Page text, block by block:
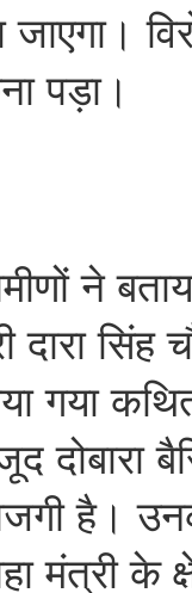
जाएगा।
पड़ा।
ने
दारा
गया
दोबारा
है।
मंत्री के